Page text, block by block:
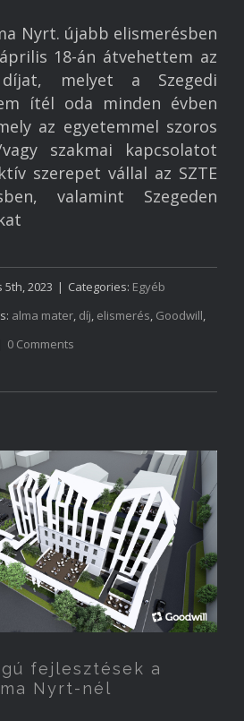
Nyrt. újabb elismerésben
18-án átvehettem az
díjat, melyet a Szegedi
ítél oda minden évben
az egyetemmel szoros
szakmai kapcsolatot
szerepet vállal az SZTE
valamint Szegeden
5th, 2023 | Categories: Egyéb
alma mater, díj, elismerés, Goodwill,
0 Comments
fejlesztések a
Nyrt-nél